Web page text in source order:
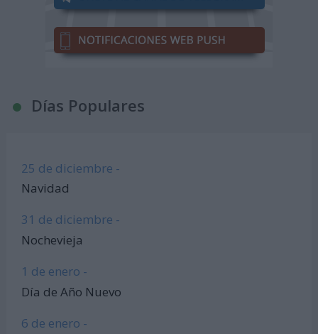
Días Populares
25 de diciembre -
Navidad
31 de diciembre -
Nochevieja
1 de enero -
Día de Año Nuevo
6 de enero -